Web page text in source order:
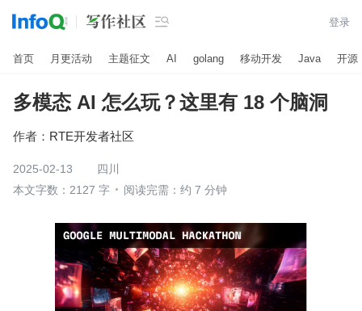
 登录
首页 月更活动 主题征文 AI golang 移动开发 Java 开源
多模态 AI 怎么玩？这里有 18 个脑洞
作者： RTE开发者社区
2025-02-13
四川
本文字数：2127 字
阅读完需：约 7 分钟